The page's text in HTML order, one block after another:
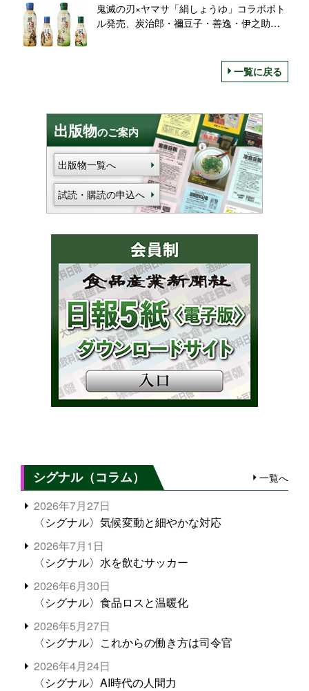
鬼滅の刃×ヤマサ「絹しょうゆ」コラボボト
ル発売、炭治郎・禰豆子・善逸・伊之助の4
一覧に戻る
出版物のご案内
出版物一覧へ
試読・購読の申込へ
シグナル（コラム） 一覧へ
2026年7月27日
〈シグナル〉気候変動と細やかな対応
2026年7月1日
〈シグナル〉水を飲むサッカー
2026年6月30日
〈シグナル〉食品ロスと温暖化
2026年5月27日
〈シグナル〉これからの働き方は司令官
2026年4月24日
〈シグナル〉AI時代の人間力